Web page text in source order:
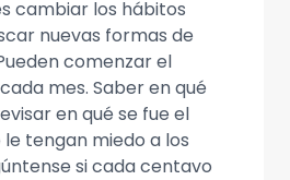
cambiar los hábitos
nuevas formas de
comenzar el
mes. Saber en qué
en qué se fue el
tengan miedo a los
si cada centavo